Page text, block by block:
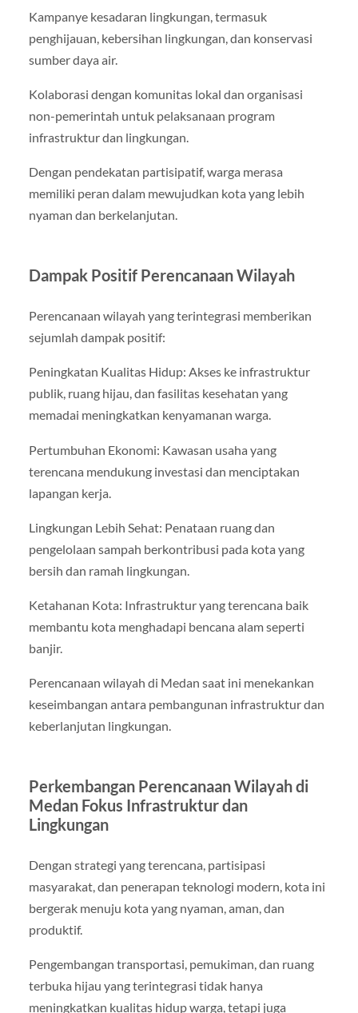
Kampanye kesadaran lingkungan, termasuk
penghijauan, kebersihan lingkungan, dan konservasi
sumber daya air.
Kolaborasi dengan komunitas lokal dan organisasi
non-pemerintah untuk pelaksanaan program
infrastruktur dan lingkungan.
Dengan pendekatan partisipatif, warga merasa
memiliki peran dalam mewujudkan kota yang lebih
nyaman dan berkelanjutan.
Dampak Positif Perencanaan Wilayah
Perencanaan wilayah yang terintegrasi memberikan
sejumlah dampak positif:
Peningkatan Kualitas Hidup: Akses ke infrastruktur
publik, ruang hijau, dan fasilitas kesehatan yang
memadai meningkatkan kenyamanan warga.
Pertumbuhan Ekonomi: Kawasan usaha yang
terencana mendukung investasi dan menciptakan
lapangan kerja.
Lingkungan Lebih Sehat: Penataan ruang dan
pengelolaan sampah berkontribusi pada kota yang
bersih dan ramah lingkungan.
Ketahanan Kota: Infrastruktur yang terencana baik
membantu kota menghadapi bencana alam seperti
banjir.
Perencanaan wilayah di Medan saat ini menekankan
keseimbangan antara pembangunan infrastruktur dan
keberlanjutan lingkungan.
Perkembangan Perencanaan Wilayah di
Medan Fokus Infrastruktur dan
Lingkungan
Dengan strategi yang terencana, partisipasi
masyarakat, dan penerapan teknologi modern, kota ini
bergerak menuju kota yang nyaman, aman, dan
produktif.
Pengembangan transportasi, pemukiman, dan ruang
terbuka hijau yang terintegrasi tidak hanya
meningkatkan kualitas hidup warga, tetapi juga